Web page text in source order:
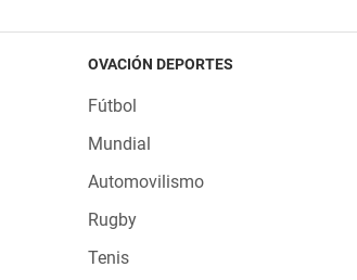
OVACIÓN DEPORTES
Fútbol
Mundial
Automovilismo
Rugby
Tenis